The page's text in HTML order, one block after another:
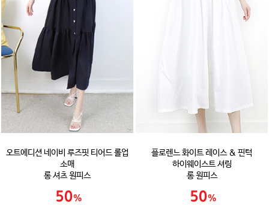
오트에디션 네이비 루즈핏 티어드 롤업
소매
롱 셔츠 원피스
플로렌느 화이트 레이스 & 핀턱
하이웨이스트 셔링
롱 원피스